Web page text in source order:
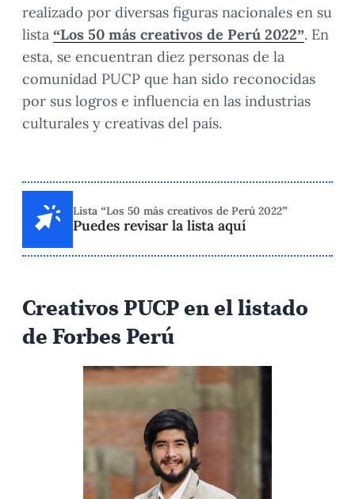
realizado por diversas figuras nacionales en su
lista “Los 50 más creativos de Perú 2022”. En
esta, se encuentran diez personas de la
comunidad PUCP que han sido reconocidas
por sus logros e influencia en las industrias
culturales y creativas del país.
Lista “Los 50 más creativos de Perú 2022”
Puedes revisar la lista aquí
Creativos PUCP en el listado
de Forbes Perú